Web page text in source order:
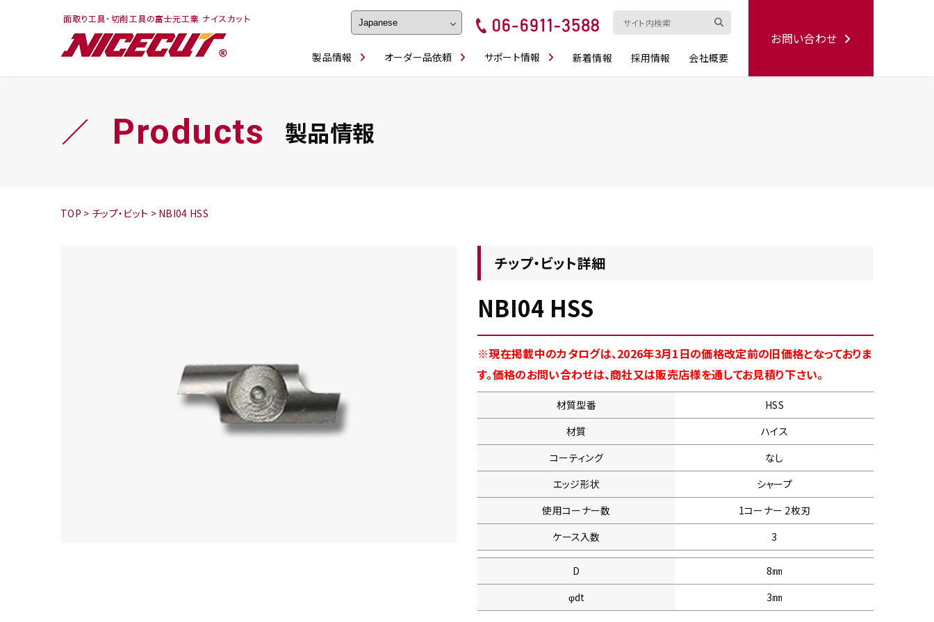
製品情報
シリーズ
オーダー品依頼
フェイス・ショルダーシリーズ 磨きの鬼
サポート情報
新着情報 採用情報 会社概要
お問い合わせ
Products 製品情報
TOP > チップ・ビット > NBI04 HSS
チップ・ビット詳細
NBI04 HSS
※現在掲載中のカタログは、2026年3月1日の価格改定前の旧価格となっておりま
す。価格のお問い合わせは、商社又は販売店様を通してお見積り下さい。
材質型番
HSS
材質
ハイス
コーティング
なし
エッジ形状
シャープ
使用コーナー数
1コーナー 2枚刃
ケース入数
3
D
8㎜
φdt
3㎜